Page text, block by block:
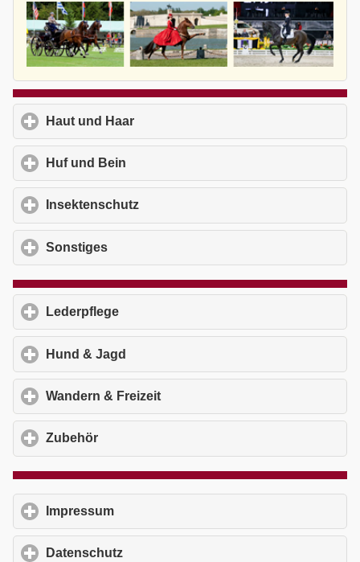
Haut und Haar
Huf und Bein
Insektenschutz
Sonstiges
Lederpflege
Hund & Jagd
Wandern & Freizeit
Zubehör
Impressum
Datenschutz